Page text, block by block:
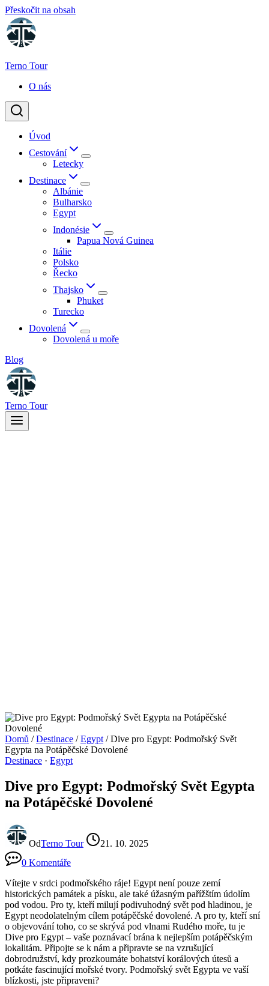
Přeskočit na obsah
Terno Tour
O nás
Úvod
Cestování
Letecky
Destinace
Albánie
Bulharsko
Egypt
Indonésie
Papua Nová Guinea
Itálie
Polsko
Řecko
Thajsko
Phuket
Turecko
Dovolená
Dovolená u moře
Blog
Terno Tour
Domů / Destinace / Egypt / Dive pro Egypt: Podmořský Svět
Egypta na Potápěčské Dovolené
Destinace · Egypt
Dive pro Egypt: Podmořský Svět Egypta
na Potápěčské Dovolené
OdTerno Tour
21. 10. 2025
0 Komentáře
Vítejte v srdci podmořského ráje! Egypt není pouze zemí
historických památek a písku, ale také úžasným pařížštím údolím
pod vodou. Pro ty, kteří milují podivuhodný svět pod hladinou, je
Egypt neodolatelným cílem potápěčské dovolené. A pro ty, kteří sní
o objevování toho, co se skrývá pod vlnami Rudého moře, tu je
Dive pro Egypt – vaše poznávací brána k nejlepším potápěčským
lokalitám. Připojte se k nám a připravte se na vzrušující
dobrodružství, kdy prozkoumáte bohatství korálových útesů a
potkáte fascinující mořské tvory. Podmořský svět Egypta ve vaší
blízkosti, jste připraveni?